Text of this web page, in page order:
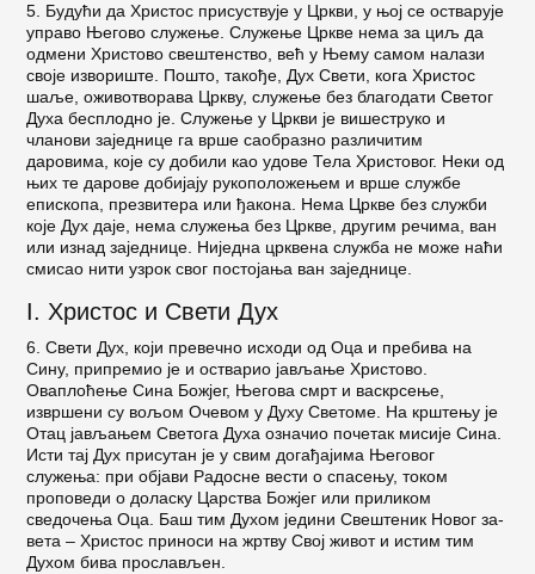
5. Будући да Христос присуствује у Цркви, у њој се остварује
управо Његово служење. Служење Цркве нема за циљ да
одмени Христово свештенство, већ у Њему самом налази
своје извориште. Пошто, такође, Дух Свети, кога Христос
шаље, оживотво­рава Цркву, служење без благодати Светог
Духа бесплодно је. Служење у Цркви је вишеструко и
чланови заједнице га врше саобразно различитим
даровима, које су добили као удове Тела Христовог. Неки од
њих те дарове добијају рукоположењем и врше службе
епископа, презвитера или ђакона. Нема Цркве без служби
које Дух даје, нема служења без Цркве, другим речима, ван
или изнад заједнице. Ниједна црквена служба не може наћи
смисао нити узрок свог постојања ван заједнице.
I. Христос и Свети Дух
6. Свети Дух, који превечно исходи од Оца и пребива на
Сину, припремио је и остварио јављање Христово.
Оваплоћење Сина Божјег, Његова смрт и васкрсење,
извршени су вољом Очевом у Духу Све­томе. На крштењу је
Отац јављањем Светога Духа означио почетак мисије Сина.
Исти тај Дух при­сутан је у свим догађајима Његовог
служења: при објави Радосне вести о спасењу, током
проповеди о доласку Царства Божјег или приликом
сведочења Оца. Баш тим Духом једини Свештеник Новог за­
вета – Христос приноси на жртву Свој живот и ис­тим тим
Духом бива прослављен.